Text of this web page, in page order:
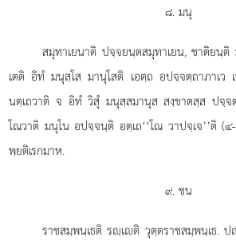
๘. มนุ
สมุทาเยนาติ ปจฺจยนฺตสมุทาเยน, ชาติยนฺ
เตติ อิทํ มนุสฺโส มานุโสติ เอตฺถ อปจฺจตฺถาภาเว
นตฺเถวาติ จ อิทํ วิสุํ มนุสฺสมานุส สงฺขาตสฺส ปจฺจ
โณวาติ มนุโน อปจฺจนฺติ อตฺเถ‘‘โณ วาปจฺเจ’’ติ
พฺยติเรกมาห.
๙. ชน
ราชสมฺพนฺเธติรฺเติ วุตฺตราชสมฺพนฺเธ.